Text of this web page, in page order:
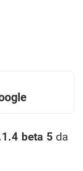
beta 5 da